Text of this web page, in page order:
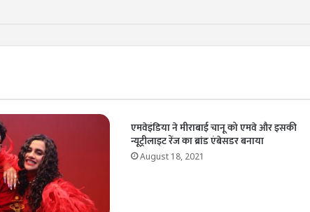
एमवेइंडिया ने मीराबाई चानू को एमवे और इसकी
न्यूट्रीलाइट रेंज का ब्रांड एंबेसडर बनाया
August 18, 2021